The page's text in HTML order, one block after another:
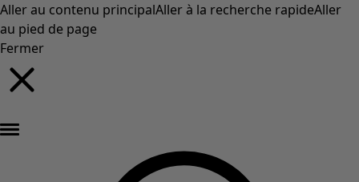
Aller au contenu principalAller à la recherche rapideAller
au pied de page
Fermer